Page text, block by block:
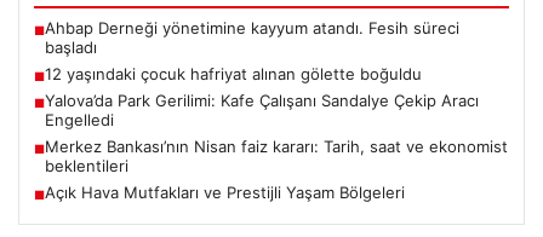
■Ahbap Derneği yönetimine kayyum atandı. Fesih süreci
başladı
■12 yaşındaki çocuk hafriyat alınan gölette boğuldu
■Yalova’da Park Gerilimi: Kafe Çalışanı Sandalye Çekip Aracı
Engelledi
■Merkez Bankası’nın Nisan faiz kararı: Tarih, saat ve ekonomist
beklentileri
■Açık Hava Mutfakları ve Prestijli Yaşam Bölgeleri